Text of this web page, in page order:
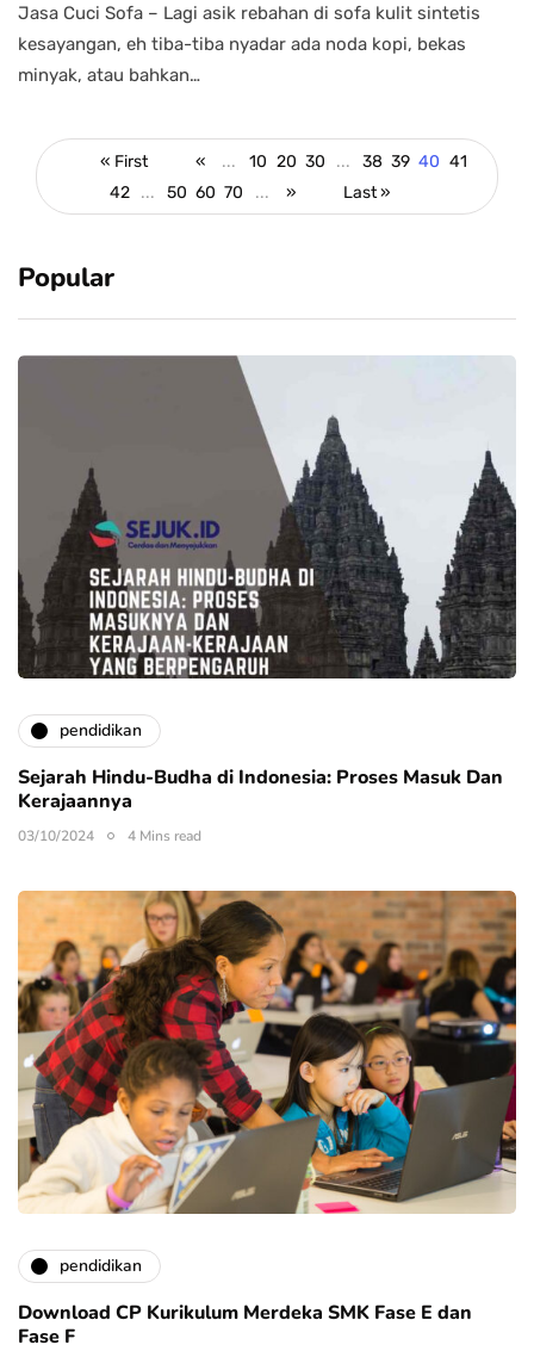
Jasa Cuci Sofa – Lagi asik rebahan di sofa kulit sintetis
kesayangan, eh tiba-tiba nyadar ada noda kopi, bekas
minyak, atau bahkan…
« First « ... 10 20 30 ... 38 39 40 41
42
... 50 60 70 ... » Last »
Popular
pendidikan
Sejarah Hindu-Budha di Indonesia: Proses Masuk Dan
Kerajaannya
03/10/2024 4 Mins read
pendidikan
Download CP Kurikulum Merdeka SMK Fase E dan
Fase F